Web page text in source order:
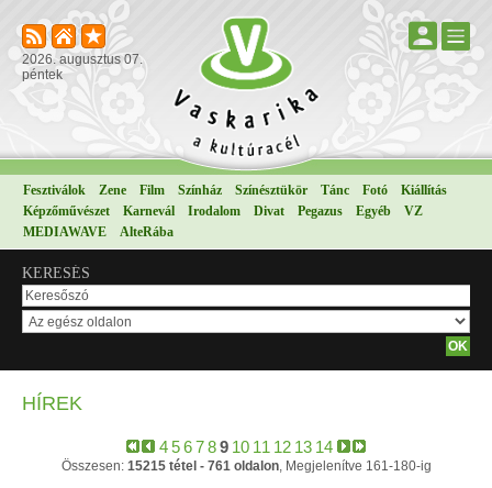
2026. augusztus 07.
péntek
Fesztiválok Zene Film Színház Színésztükör Tánc Fotó
Kiállítás
Képzőművészet
Karnevál Irodalom Divat Pegazus Egyéb
VZ
MEDIAWAVE
AlteRába
KERESÉS
HÍREK
456789 10 11 12 13 14
Összesen: 15215 tétel - 761 oldalon, Megjelenítve 161-180-ig